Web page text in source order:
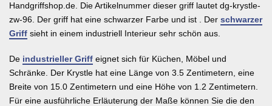
Handgriffshop.de. Die Artikelnummer dieser griff lautet dg-krystle-
zw-96. Der griff hat eine schwarzer Farbe und ist . Der schwarzer
Griff sieht in einem industriell Interieur sehr schön aus.
De industrieller Griff eignet sich für Küchen, Möbel und
Schränke. Der Krystle hat eine Länge von 3.5 Zentimetern, eine
Breite von 15.0 Zentimetern und eine Höhe von 1.2 Zentimetern.
Für eine ausführliche Erläuterung der Maße können Sie die den